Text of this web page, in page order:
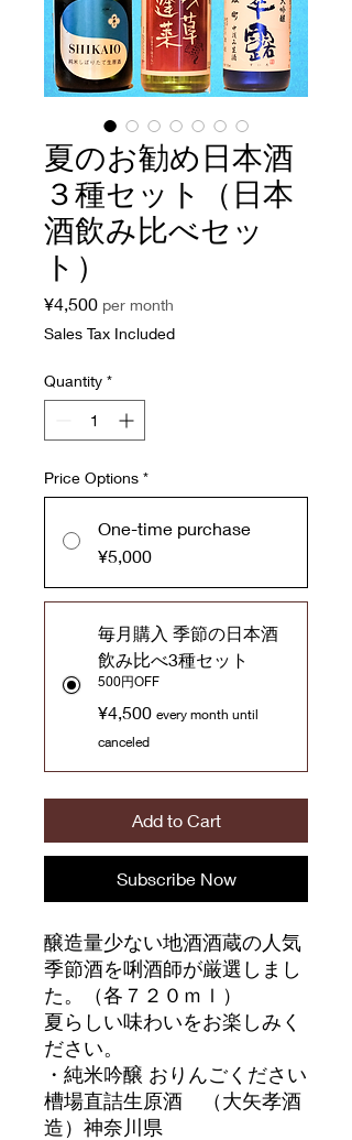
夏のお勧め日本酒
３種セット（日本
酒飲み比べセッ
ト）
¥4,500Price
per month
Sales Tax Included
Quantity *
Price Options *
One-time purchase
¥5,000
毎月購入 季節の日本酒
飲み比べ3種セット
500円OFF
¥4,500 every month until
canceled
Add to Cart
Subscribe Now
醸造量少ない地酒酒蔵の人気
季節酒を唎酒師が厳選しまし
た。（各７２０ｍｌ）
夏らしい味わいをお楽しみく
ださい。
・純米吟醸 おりんごください
槽場直詰生原酒 （大矢孝酒
造）神奈川県